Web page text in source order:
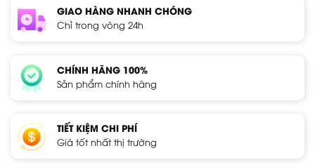
GIAO HÀNG NHANH CHÓNG
Chỉ trong vòng 24h
CHÍNH HÃNG 100%
Sản phẩm chính hãng
TIẾT KIỆM CHI PHÍ
Giá tốt nhất thị trường